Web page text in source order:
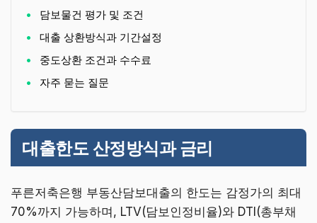
담보물건 평가 및 조건
대출 상환방식과 기간설정
중도상환 조건과 수수료
자주 묻는 질문
대출한도 산정방식과 금리
푸른저축은행 부동산담보대출의 한도는 감정가의 최대
70%까지 가능하며, LTV(담보인정비율)와 DTI(총부채